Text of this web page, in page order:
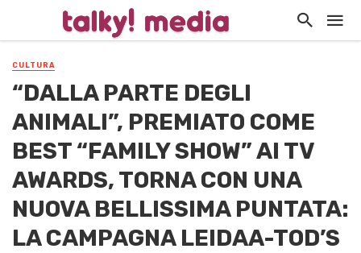
CULTURA
“DALLA PARTE DEGLI
ANIMALI”, PREMIATO COME
BEST “FAMILY SHOW” AI TV
AWARDS, TORNA CON UNA
NUOVA BELLISSIMA PUNTATA:
LA CAMPAGNA LEIDAA-TOD’S